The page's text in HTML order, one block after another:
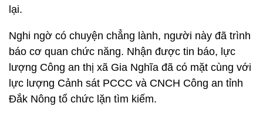
lại.
Nghi ngờ có chuyện chẳng lành, người này đã trình
báo cơ quan chức năng. Nhận được tin báo, lực
lượng Công an thị xã Gia Nghĩa đã có mặt cùng với
lực lượng Cảnh sát PCCC và CNCH Công an tỉnh
Đắk Nông tổ chức lặn tìm kiếm.